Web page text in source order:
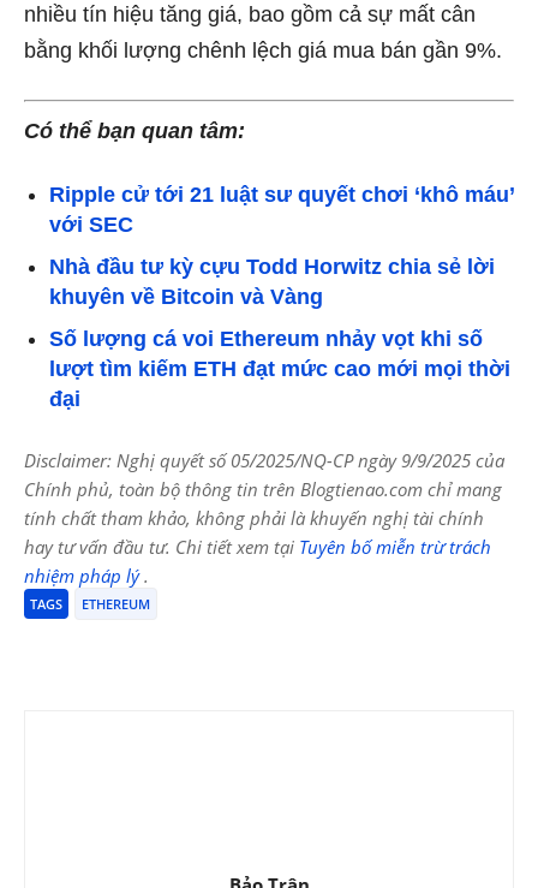
nhiều tín hiệu tăng giá, bao gồm cả sự mất cân
bằng khối lượng chênh lệch giá mua bán gần 9%.
Có thể bạn quan tâm:
Ripple cử tới 21 luật sư quyết chơi ‘khô máu’
với SEC
Nhà đầu tư kỳ cựu Todd Horwitz chia sẻ lời
khuyên về Bitcoin và Vàng
Số lượng cá voi Ethereum nhảy vọt khi số
lượt tìm kiếm ETH đạt mức cao mới mọi thời
đại
Disclaimer: Nghị quyết số 05/2025/NQ-CP ngày 9/9/2025 của
Chính phủ, toàn bộ thông tin trên Blogtienao.com chỉ mang
tính chất tham khảo, không phải là khuyến nghị tài chính
hay tư vấn đầu tư. Chi tiết xem tại Tuyên bố miễn trừ trách
nhiệm pháp lý.
TAGS ETHEREUM